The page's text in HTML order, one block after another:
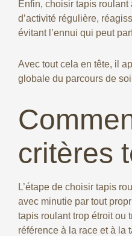
Enfin, choisir tapis
d’activité régulière,
évitant l’ennui qui peut
Avec tout cela en tête, il
globale du parcours de
critères
L’étape de choisir tapis
avec minutie par tout
tapis roulant trop étroit ou
référence à la race et à la